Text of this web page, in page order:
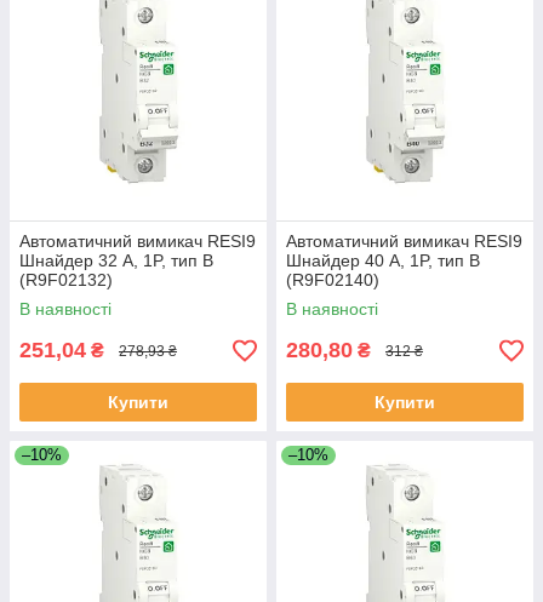
Автоматичний вимикач RESI9
Шнайдер 32 A, 1P, тип В
(R9F02132)
В наявності
251,04 ₴ 278,93 ₴
Купити
Автоматичний вимикач RESI9
Шнайдер 40 A, 1P, тип В
(R9F02140)
В наявності
280,80 ₴ 312 ₴
Купити
–10% –10%